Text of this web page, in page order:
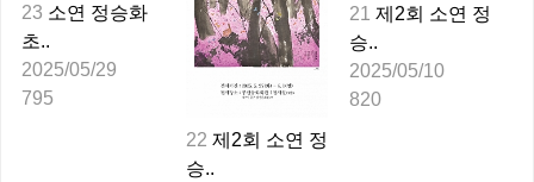
23 소연 정승화
초..
2025/05/29
795
22 제2회 소연 정
승..
21 제2회 소연 정
승..
2025/05/10
820